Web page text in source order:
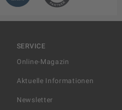
SERVICE
Online-Magazin
Aktuelle Informationen
Newsletter